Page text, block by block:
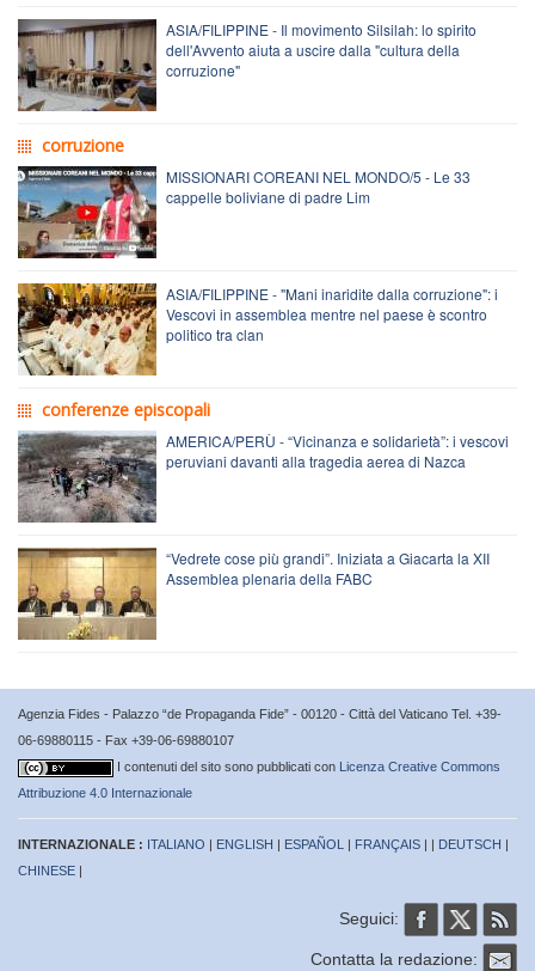
ASIA/FILIPPINE - Il movimento Silsilah: lo spirito
dell'Avvento aiuta a uscire dalla "cultura della
corruzione"
corruzione
MISSIONARI COREANI NEL MONDO/5 - Le 33
cappelle boliviane di padre Lim
ASIA/FILIPPINE - "Mani inaridite dalla corruzione": i
Vescovi in assemblea mentre nel paese è scontro
politico tra clan
conferenze episcopali
AMERICA/PERÙ - “Vicinanza e solidarietà”: i vescovi
peruviani davanti alla tragedia aerea di Nazca
“Vedrete cose più grandi”. Iniziata a Giacarta la XII
Assemblea plenaria della FABC
Agenzia Fides - Palazzo “de Propaganda Fide” - 00120 - Città del Vaticano Tel. +39-
06-69880115 - Fax +39-06-69880107
I contenuti del sito sono pubblicati con Licenza Creative Commons
Attribuzione 4.0 Internazionale
INTERNAZIONALE : ITALIANO | ENGLISH | ESPAÑOL | FRANÇAIS | | DEUTSCH |
CHINESE |
Seguici:
Contatta la redazione: